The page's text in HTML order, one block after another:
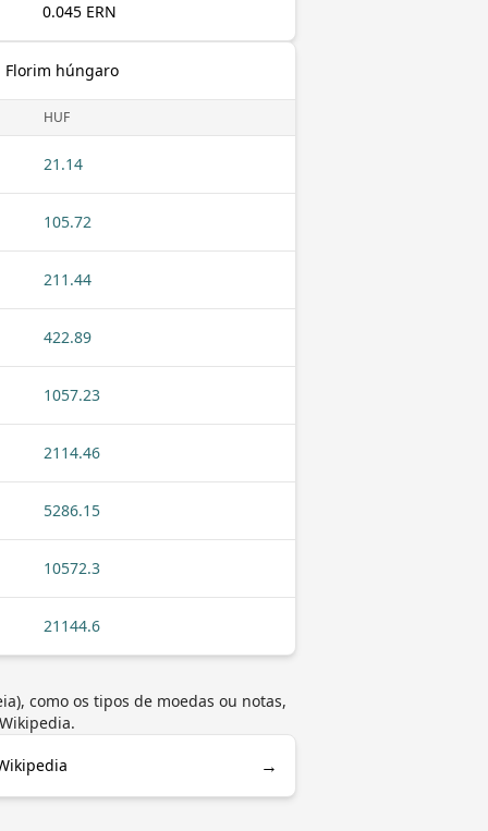
0.045 ERN
Florim húngaro
HUF
21.14
105.72
211.44
422.89
1057.23
2114.46
5286.15
10572.3
21144.6
como os tipos de moedas ou notas,
→